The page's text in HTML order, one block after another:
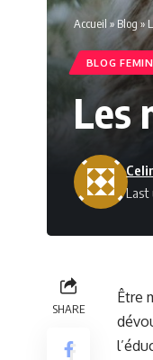
Accueil » Blog »
BLOG
Les
Last
SHARE
Être